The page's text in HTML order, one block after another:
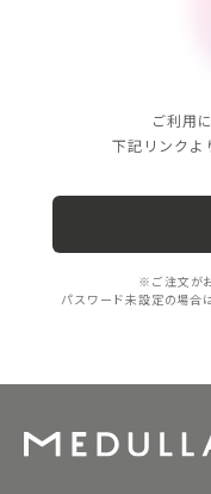
ご利用
下記リンクよ
※ご注文が
パスワード未設定の場合